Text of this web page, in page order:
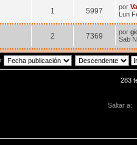
1 5997 por
Lun
2 7369 por
Sab
283
Saltar a: